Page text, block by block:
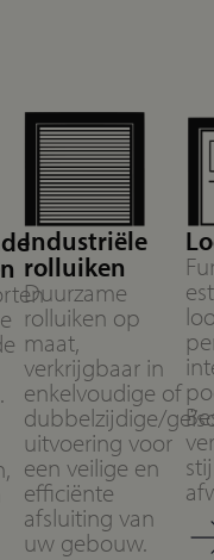
Industriële
rolluiken
Duurzame
rolluiken op
maat,
verkrijgbaar in
enkelvoudige of
dubbelzijdige/
uitvoering voor
een veilige en
efficiënte
afsluiting van
uw gebouw.